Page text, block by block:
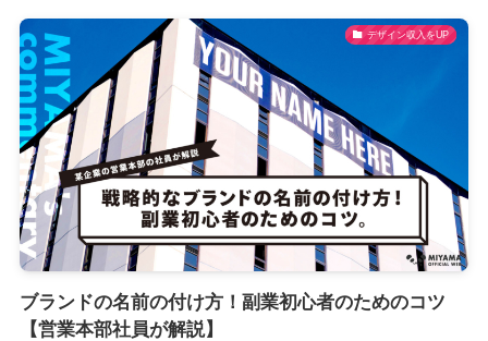
デザイン収入をUP
ブランドの名前の付け方！副業初心者のためのコツ
【営業本部社員が解説】